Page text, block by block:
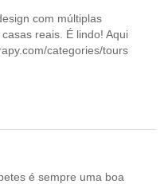
com múltiplas
reais. É lindo! Aqui
categories/tours
é sempre uma boa